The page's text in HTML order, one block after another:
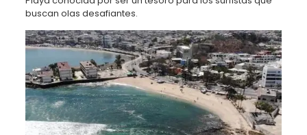
buscan olas desafiantes.